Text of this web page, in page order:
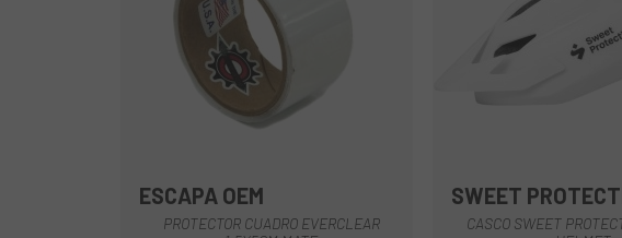
ESCAPA OEM
PROTECTOR CUADRO EVERCLEAR
Verde Oliva
Azul Blanco
SWEET
CASCO SWEET